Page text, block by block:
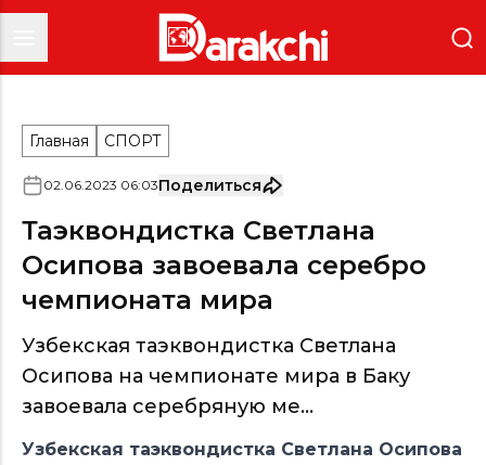
Главная СПОРТ
02.06.2023 06:03Поделиться
Таэквондистка Светлана
Осипова завоевала серебро
чемпионата мира
Узбекская таэквондистка Светлана
Осипова на чемпионате мира в Баку
завоевала серебряную ме...
Узбекская таэквондистка Светлана Осипова